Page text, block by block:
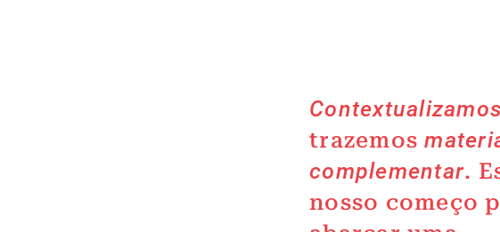
Contextualizamos
trazemos
complementar.
nosso começo